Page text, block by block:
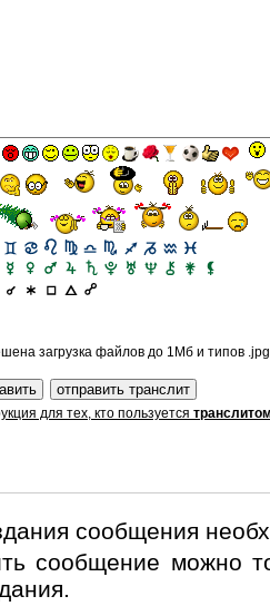
загрузка файлов до 1Мб и типов
для тех, кто пользуется
сообщения
сообщение можно